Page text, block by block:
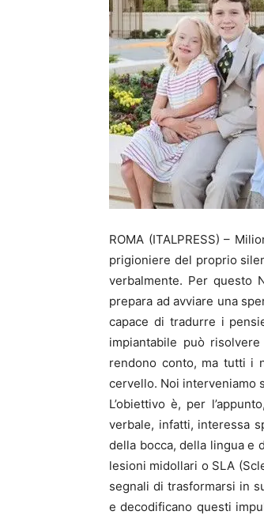
ROMA (ITALPRESS) –
prigioniere del proprio
verbalmente. Per questo
prepara ad avviare una
capace di tradurre i
impiantabile può
rendono conto, ma tutti i
cervello. Noi interveniamo
L’obiettivo è, per
verbale, infatti, interessa
della bocca, della lingua e
lesioni midollari o SLA
segnali di trasformarsi in
e decodificano questi